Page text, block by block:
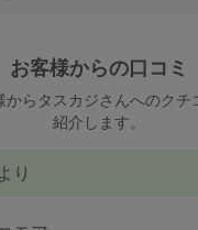
お客様からの口コミ
からタスカジさんへのクチ
紹介します。
り